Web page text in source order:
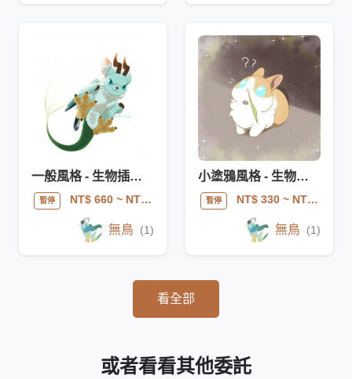
一般風格 - 生物插圖委託
暫停 NT$ 660~ NT$ 2090
無鳥 (1)
小塗鴉風格 - 生物插圖委託
暫停 NT$ 330~ NT$ 530
無鳥 (1)
看全部
或者看看其他委託